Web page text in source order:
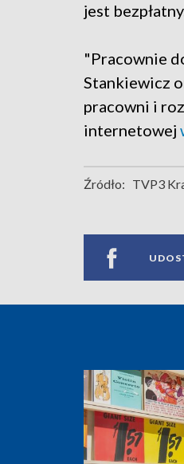
jest
"Pracownie
Stankiewicz
pracowni i
internetowej
Źródło: TVP3